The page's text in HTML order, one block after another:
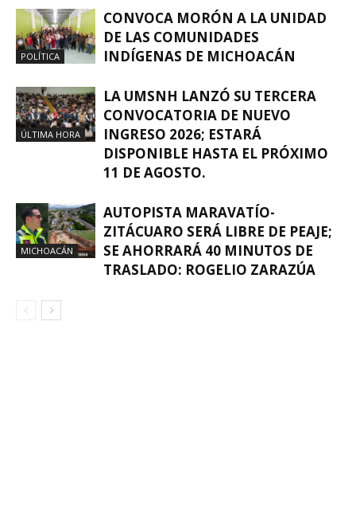
POLÍTICA
CONVOCA MORÓN A LA UNIDAD
DE LAS COMUNIDADES
INDÍGENAS DE MICHOACÁN
ÚLTIMA HORA
LA UMSNH LANZÓ SU TERCERA
CONVOCATORIA DE NUEVO
INGRESO 2026; ESTARÁ
DISPONIBLE HASTA EL PRÓXIMO
11 DE AGOSTO.
MICHOACÁN
AUTOPISTA MARAVATÍO-
ZITÁCUARO SERÁ LIBRE DE PEAJE;
SE AHORRARÁ 40 MINUTOS DE
TRASLADO: ROGELIO ZARAZÚA